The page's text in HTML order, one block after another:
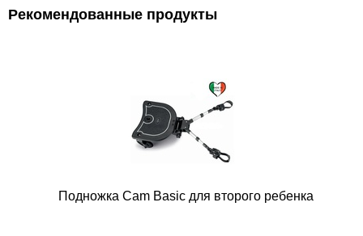
Рекомендованные продукты
Подножка Cam Basic для второго ребенка